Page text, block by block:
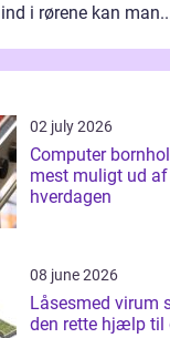
i rørene kan
02 july 2026
Computer
mest muligt ud
hverdagen
08 june 2026
Låsesmed virum sådan vælger du
den rette hjælp til